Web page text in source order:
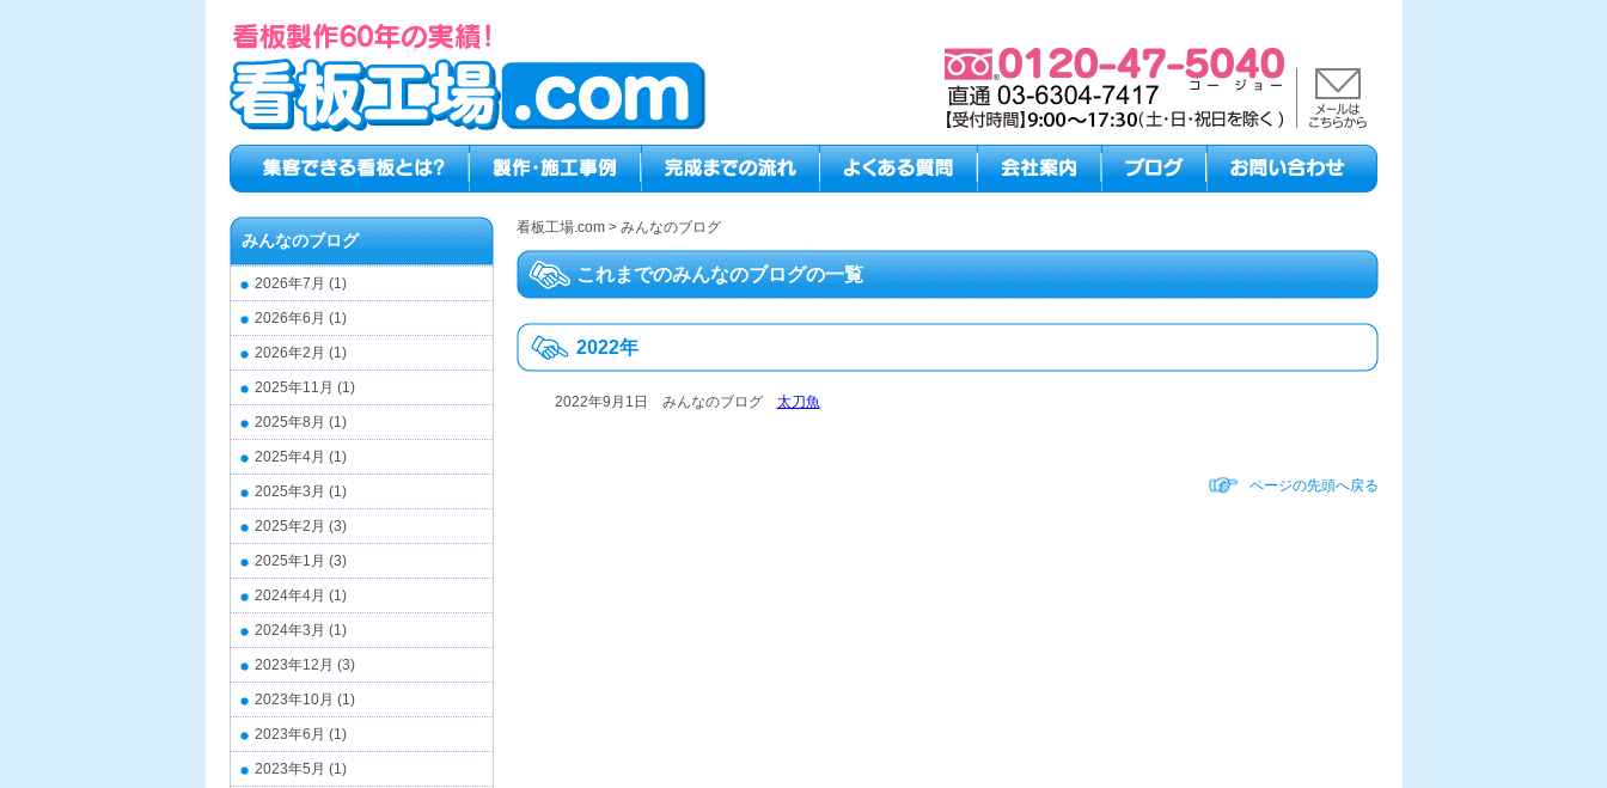
看板工場.com> みんなのブログ
これまでのみんなのブログの一覧
2022年
2022年9月1日 みんなのブログ 太刀魚
ページの先頭へ戻る
みんなのブログ
2026年7月 (1)
2026年6月 (1)
2026年2月 (1)
2025年11月 (1)
2025年8月 (1)
2025年4月 (1)
2025年3月 (1)
2025年2月 (3)
2025年1月 (3)
2024年4月 (1)
2024年3月 (1)
2023年12月 (3)
2023年10月 (1)
2023年6月 (1)
2023年5月 (1)